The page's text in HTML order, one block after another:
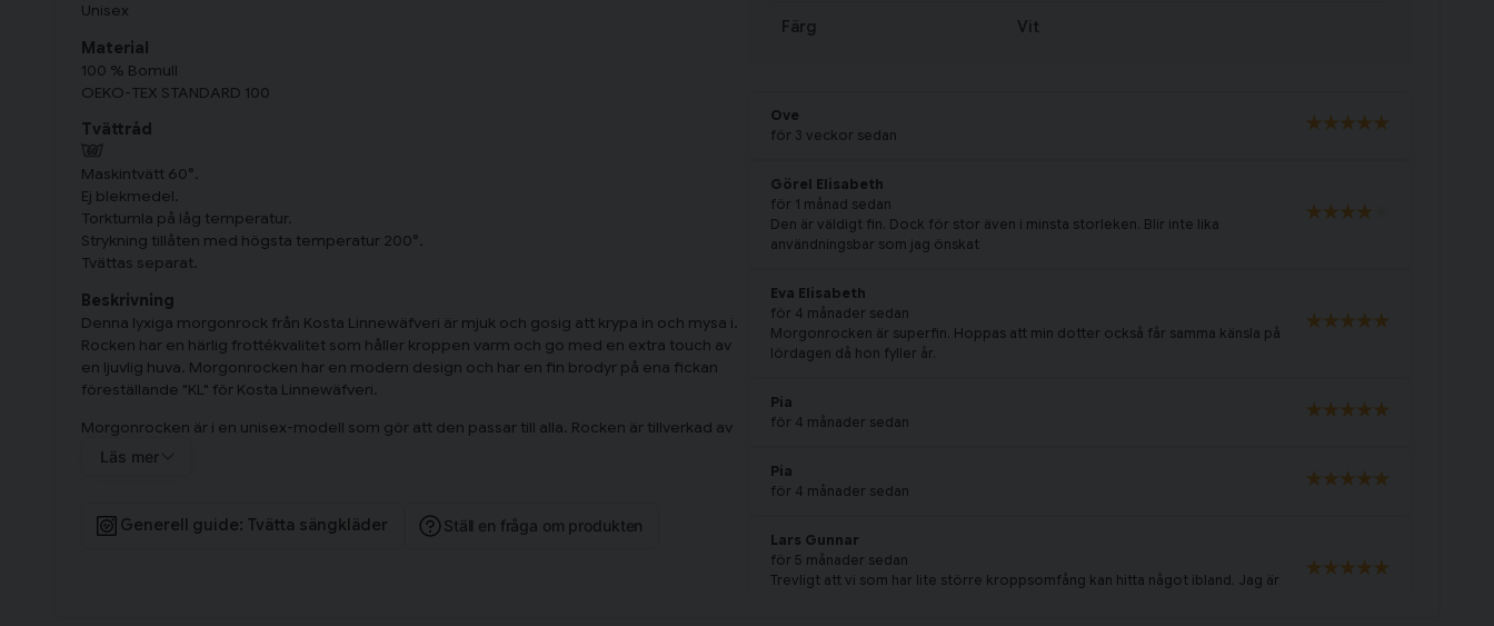
Unisex
Material
100 % Bomull
OEKO-TEX STANDARD 100
Tvättråd
Maskintvätt 60°.
Ej blekmedel.
Torktumla på låg temperatur.
Strykning tillåten med högsta temperatur 200°.
Tvättas separat.
Beskrivning
Denna lyxiga morgonrock från Kosta Linnewäfveri är mjuk och gosig att krypa in och mysa i.
Rocken har en härlig frottékvalitet som håller kroppen varm och go med en extra touch av
en ljuvlig huva. Morgonrocken har en modern design och har en fin brodyr på ena fickan
föreställande "KL" för Kosta Linnewäfveri.
Morgonrocken är i en unisex-modell som gör att den passar till alla. Rocken är tillverkad av
100 % bomull och är certifierad med OEKO-TEX STANDARD 100 som garanterar att rocken
Hals: Luva.
Läs mer
Generell guide: Tvätta sängkläder Ställ en fråga om produkten
Färg Vit
Ove
för 3 veckor sedan
Görel Elisabeth
för 1 månad sedan
Den är väldigt fin. Dock för stor även i minsta storleken. Blir inte lika
användningsbar som jag önskat
Eva Elisabeth
för 4 månader sedan
Morgonrocken är superfin. Hoppas att min dotter också får samma känsla på
lördagen då hon fyller år.
Pia
för 4 månader sedan
Pia
för 4 månader sedan
Lars Gunnar
för 5 månader sedan
Trevligt att vi som har lite större kroppsomfång kan hitta något ibland. Jag är